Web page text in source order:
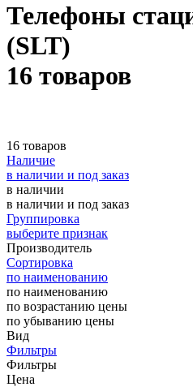
Телефоны
(SLT)
16 товаров
16 товаров
Наличие
в наличии и под заказ
в наличии
в наличии и под заказ
Группировка
выберите признак
Производитель
Сортировка
по наименованию
по наименованию
по возрастанию цены
по убыванию цены
Вид
Фильтры
Фильтры
Цена